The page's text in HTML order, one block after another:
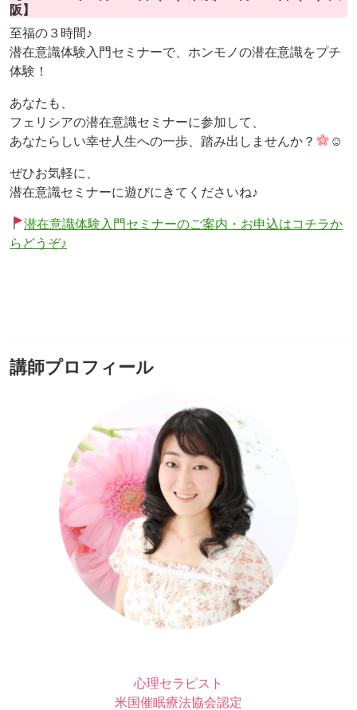
阪】
至福の３時間♪
潜在意識体験入門セミナーで、ホンモノの潜在意識をプチ
体験！
あなたも、
フェリシアの潜在意識セミナーに参加して、
あなたらしい幸せ人生への一歩、踏み出しませんか？
☺
ぜひお気軽に、
潜在意識セミナーに遊びにきてくださいね♪
潜在意識体験入門セミナーのご案内・お申込はコチラか
らどうぞ♪
講師プロフィール
心理セラピスト
米国催眠療法協会認定